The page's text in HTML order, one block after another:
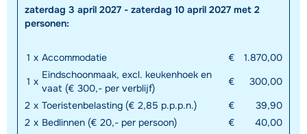
zaterdag 3 april 2027 - zaterdag 10 april 2027 met 2
personen:
1 x Accommodatie €
1.870,00
1 x
Eindschoonmaak, excl. keukenhoek en
vaat (€ 300,- per verblijf)
€
300,00
2 x Toeristenbelasting (€ 2,85 p.p.p.n.) €
39,90
2 x Bedlinnen (€ 20,- per persoon) €
40,00